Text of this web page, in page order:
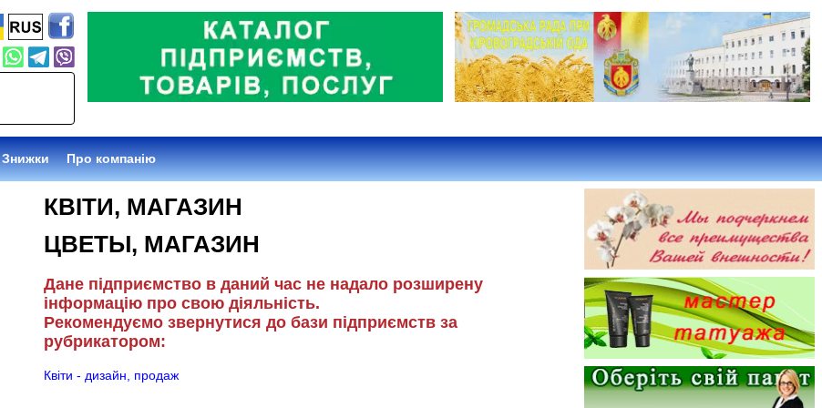
Знижки Про компанію
КВІТИ, МАГАЗИН
ЦВЕТЫ, МАГАЗИН
Дане підприємство в даний час не надало розширену
інформацію про свою діяльність.
Рекомендуємо звернутися до бази підприємств за
рубрикатором:
Квіти - дизайн, продаж